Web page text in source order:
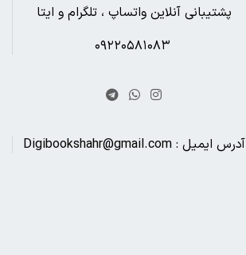
پشتیبانی آنلاین واتساپ ، تلگرام و ایتا
آدرس ایمیل : Digibookshahr@gmail.com